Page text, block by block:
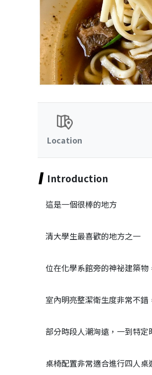
Location
Introduction
這是一個很棒的地方
清大學生最喜歡的地方之一
位在化學系館旁的神祕建築物
室內明亮整潔衛生度非常不
部分時段人潮洶遠，一到特
桌椅配置非常適合進行四人